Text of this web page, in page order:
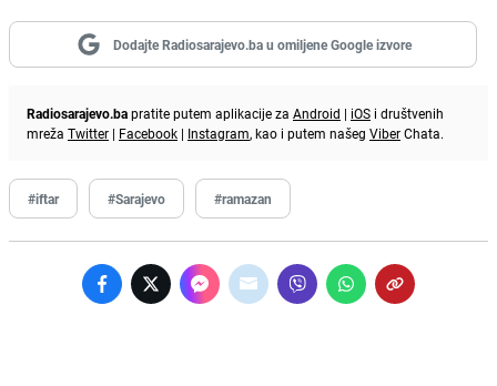
Dodajte Radiosarajevo.ba u omiljene Google izvore
Radiosarajevo.bapratite putem aplikacije za Android | iOS i društvenih
mreža Twitter | Facebook | Instagram, kao i putem našeg ViberChata.
#iftar #Sarajevo #ramazan